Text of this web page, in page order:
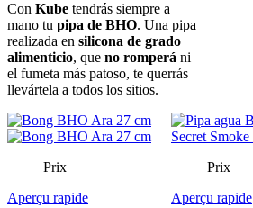
Con Kube tendrás siempre a
mano tu pipa de BHO. Una pipa
realizada en silicona de grado
alimenticio, que no romperá ni
el fumeta más patoso, te querrás
llevártela a todos los sitios.
Prix
Aperçu rapide
Prix
Aperçu rapide